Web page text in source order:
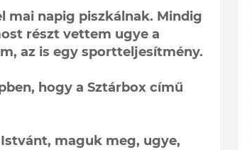
mai napig piszkálnak. Mindig
részt vettem ugye a
az is egy sportteljesítmény.
hogy a Sztárbox című
maguk meg, ugye,